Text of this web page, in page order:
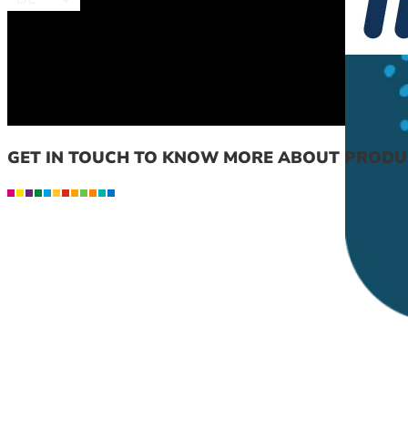
GET IN TOUCH TO KNOW MORE ABOUT